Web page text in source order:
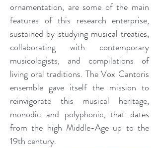
ornamentation, are some of the main
features of this research enterprise,
sustained by studying musical treaties,
collaborating with contemporary
musicologists, and compilations of
living oral traditions. The Vox Cantoris
ensemble gave itself the mission to
reinvigorate this musical heritage,
monodic and polyphonic, that dates
from the high Middle-Age up to the
19th century.